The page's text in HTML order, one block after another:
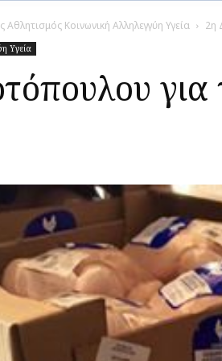
Αθλητισμός Κοινωνική Αλληλεγγύη Υγεία 2η
Υγεία